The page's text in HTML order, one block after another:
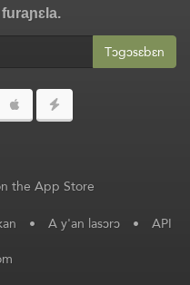
Tɔgɔsɛbɛn
• A y'an lasɔrɔ • API